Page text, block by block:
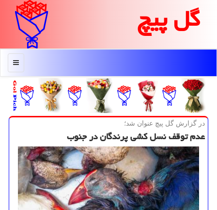
گل پیچ
منو
در گزارش گل پیچ عنوان شد؛
عدم توقف نسل كشی پرندگان در جنوب